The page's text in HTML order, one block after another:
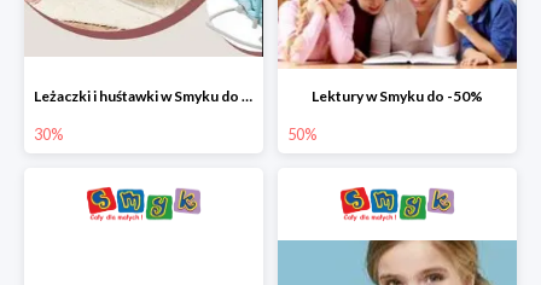
Leżaczki i huśtawki w Smyku do -30%
30%
Lektury w Smyku do -50%
50%